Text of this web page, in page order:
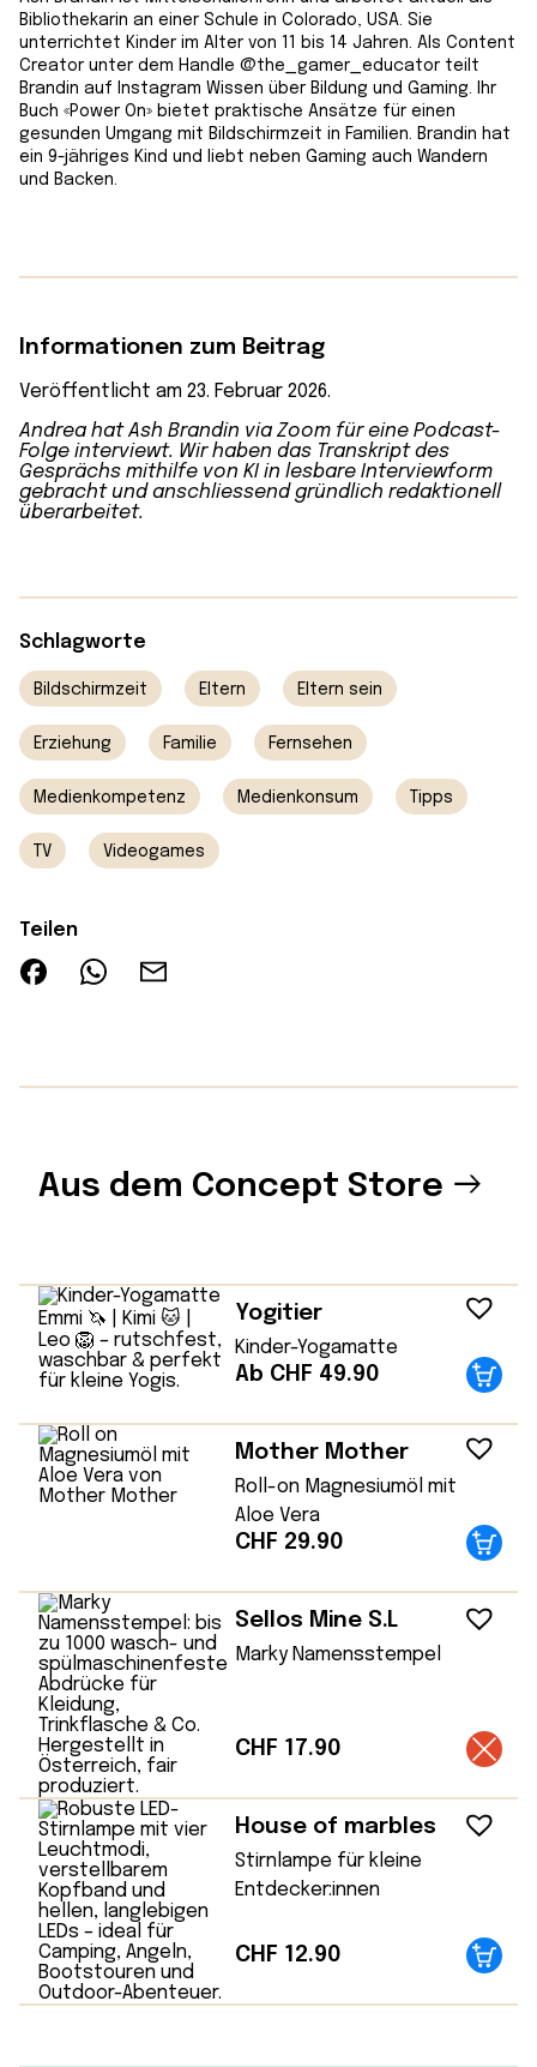
Bibliothekarin an einer Schule in Colorado, USA. Sie
unterrichtet Kinder im Alter von 11 bis 14 Jahren. Als Content
Creator unter dem Handle @the_gamer_educator teilt
Brandin auf Instagram Wissen über Bildung und Gaming. Ihr
Buch «Power On» bietet praktische Ansätze für einen
gesunden Umgang mit Bildschirmzeit in Familien. Brandin hat
ein 9-jähriges Kind und liebt neben Gaming auch Wandern
und Backen.
Informationen zum Beitrag
Veröffentlicht am 23. Februar 2026.
Andrea hat Ash Brandin via Zoom für eine Podcast-
Folge interviewt. Wir haben das Transkript des
Gesprächs mithilfe von KI in lesbare Interviewform
gebracht und anschliessend gründlich redaktionell
überarbeitet.
Schlagworte
Bildschirmzeit Eltern Eltern sein
Erziehung Familie Fernsehen
Medienkompetenz Medienkonsum Tipps
TV Videogames
Teilen
Aus dem Concept Store
Yogitier
Kinder-Yogamatte
Ab CHF 49.90
Mother Mother
Roll-on Magnesiumöl mit
Aloe Vera
CHF 29.90
Sellos Mine S.L
Marky Namensstempel
CHF 17.90
House of marbles
Stirnlampe für kleine
Entdecker:innen
CHF 12.90